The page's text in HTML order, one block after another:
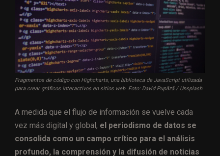
Fragmentos de código con Highcharts, una biblioteca de JavaScript utilizada
para crear gráficos interactivos en sitios web. Foto: David Pupăză / Unsplash
A medida que el flujo de información se vuelve cada
vez más digital y global, el periodismo de datos se
consolida como un campo crítico para el análisis
profundo, la comprensión y la difusión de noticias